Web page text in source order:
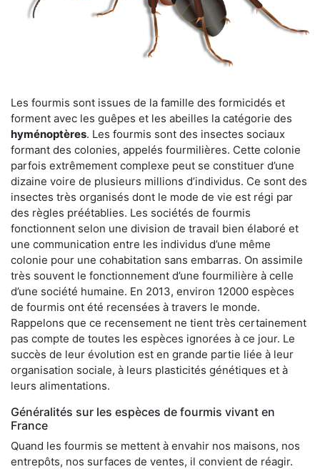
Les fourmis sont issues de la famille des formicidés et
forment avec les guêpes et les abeilles la catégorie des
hyménoptères. Les fourmis sont des insectes sociaux
formant des colonies, appelés fourmilières. Cette colonie
parfois extrêmement complexe peut se constituer d’une
dizaine voire de plusieurs millions d’individus. Ce sont des
insectes très organisés dont le mode de vie est régi par
des règles préétablies. Les sociétés de fourmis
fonctionnent selon une division de travail bien élaboré et
une communication entre les individus d’une même
colonie pour une cohabitation sans embarras. On assimile
très souvent le fonctionnement d’une fourmilière à celle
d’une société humaine. En 2013, environ 12000 espèces
de fourmis ont été recensées à travers le monde.
Rappelons que ce recensement ne tient très certainement
pas compte de toutes les espèces ignorées à ce jour. Le
succès de leur évolution est en grande partie liée à leur
organisation sociale, à leurs plasticités génétiques et à
leurs alimentations.
Généralités sur les espèces de fourmis vivant en
France
Quand les fourmis se mettent à envahir nos maisons, nos
entrepôts, nos surfaces de ventes, il convient de réagir.